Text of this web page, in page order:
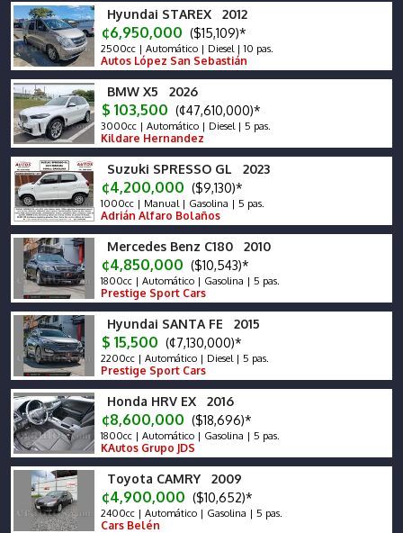
Hyundai STAREX 2012
¢6,950,000 ($15,109)*
2500cc | Automático | Diesel | 10 pas.
Autos López San Sebastián
BMW X5 2026
$ 103,500 (¢47,610,000)*
3000cc | Automático | Diesel | 5 pas.
Kildare Hernandez
Suzuki SPRESSO GL 2023
¢4,200,000 ($9,130)*
1000cc | Manual | Gasolina | 5 pas.
Adrián Alfaro Bolaños
Mercedes Benz C180 2010
¢4,850,000 ($10,543)*
1800cc | Automático | Gasolina | 5 pas.
Prestige Sport Cars
Hyundai SANTA FE 2015
$ 15,500 (¢7,130,000)*
2200cc | Automático | Diesel | 5 pas.
Prestige Sport Cars
Honda HRV EX 2016
¢8,600,000 ($18,696)*
1800cc | Automático | Gasolina | 5 pas.
KAutos Grupo JDS
Toyota CAMRY 2009
¢4,900,000 ($10,652)*
2400cc | Automático | Gasolina | 5 pas.
Cars Belén